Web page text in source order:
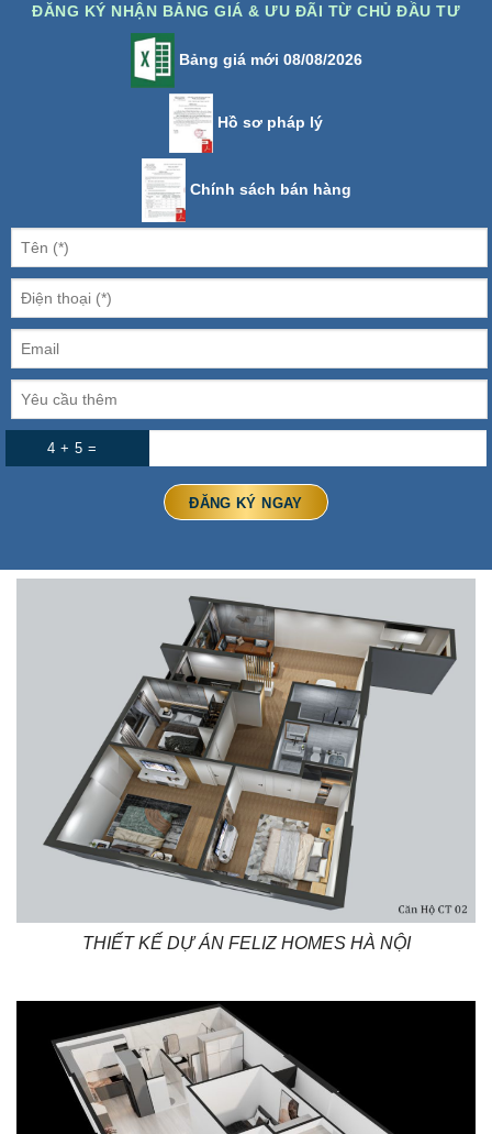
ĐĂNG KÝ NHẬN BẢNG GIÁ & ƯU ĐÃI TỪ CHỦ ĐẦU TƯ
Bảng giá mới 08/08/2026
Hồ sơ pháp lý
Chính sách bán hàng
4 + 5 =
THIẾT KẾ DỰ ÁN FELIZ HOMES HÀ NỘI